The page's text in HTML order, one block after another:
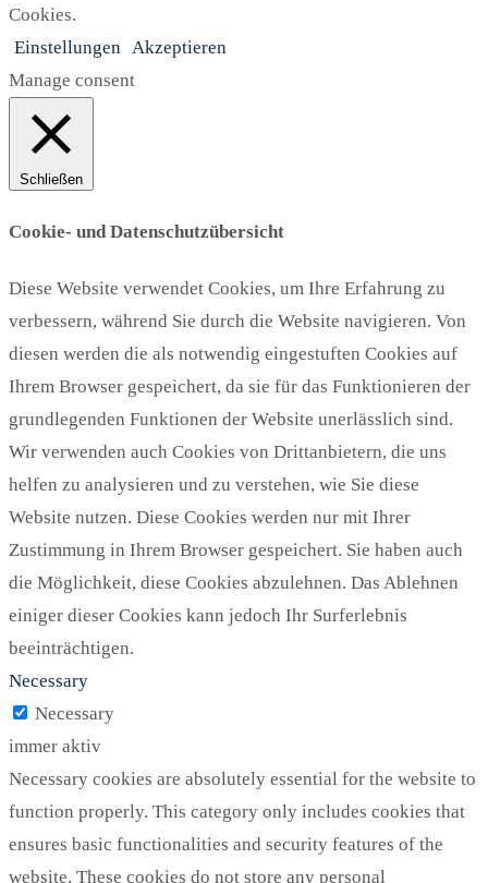
Cookies.
Einstellungen Akzeptieren
Manage consent
Schließen
Cookie- und Datenschutzübersicht
Diese Website verwendet Cookies, um Ihre Erfahrung zu
verbessern, während Sie durch die Website navigieren. Von
diesen werden die als notwendig eingestuften Cookies auf
Ihrem Browser gespeichert, da sie für das Funktionieren der
grundlegenden Funktionen der Website unerlässlich sind.
Wir verwenden auch Cookies von Drittanbietern, die uns
helfen zu analysieren und zu verstehen, wie Sie diese
Website nutzen. Diese Cookies werden nur mit Ihrer
Zustimmung in Ihrem Browser gespeichert. Sie haben auch
die Möglichkeit, diese Cookies abzulehnen. Das Ablehnen
einiger dieser Cookies kann jedoch Ihr Surferlebnis
beeinträchtigen.
Necessary
Necessary
immer aktiv
Necessary cookies are absolutely essential for the website to
function properly. This category only includes cookies that
ensures basic functionalities and security features of the
website. These cookies do not store any personal